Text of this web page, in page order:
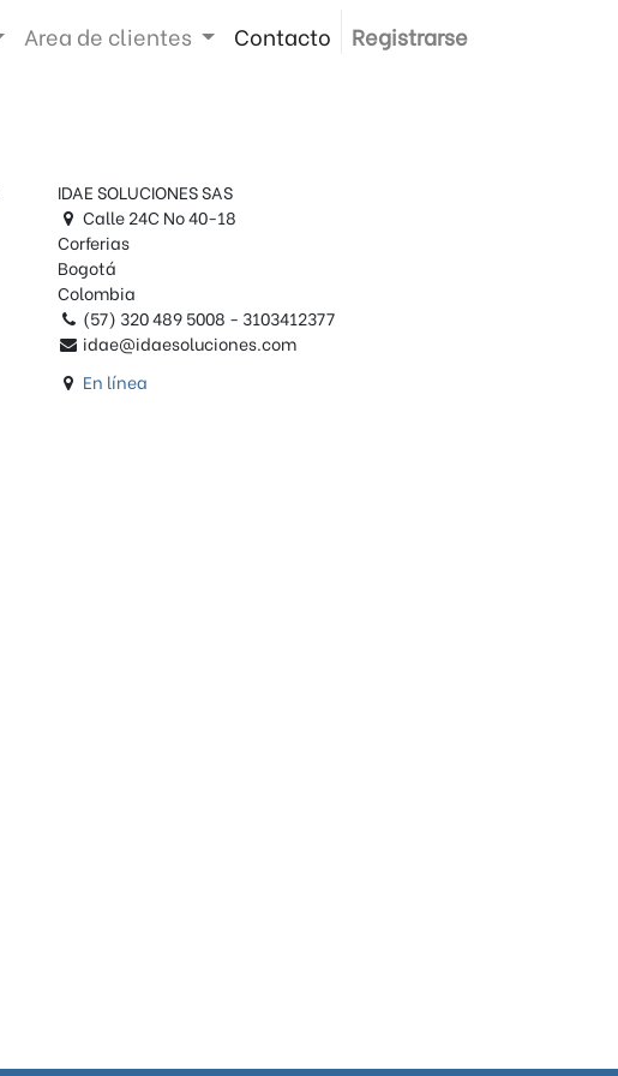
Area de clientes Contacto Registrarse
IDAE SOLUCIONES SAS
Calle 24C No 40-18
Corferias
Bogotá
Colombia
(57) 320 489 5008 - 3103412377
idae@idaesoluciones.com
En línea